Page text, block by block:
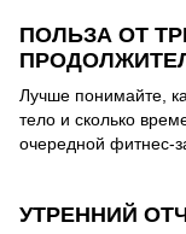
ПОЛЬЗА ОТ
Лучше понимайте,
тело и сколько
очередной фитнес-
УТРЕННИЙ